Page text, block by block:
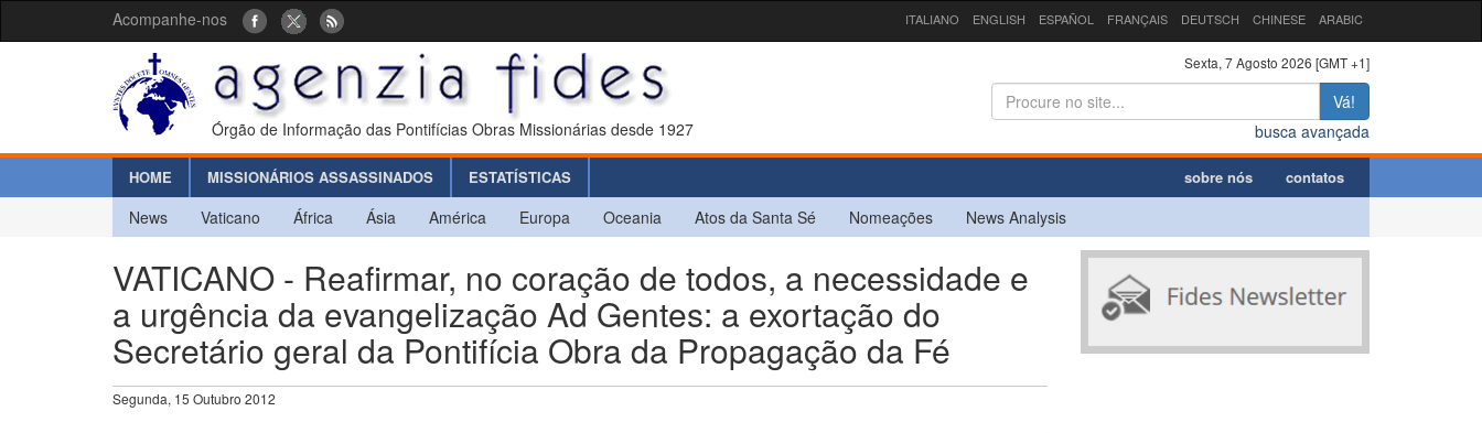
Acompanhe-nos ITALIANO ENGLISH ESPAÑOL FRANÇAIS DEUTSCH CHINESE ARABIC
Órgão de Informação das Pontifícias Obras Missionárias desde 1927
Sexta, 7 Agosto 2026 [GMT +1]
Vá!
busca avançada
HOME MISSIONÁRIOS ASSASSINADOS ESTATÍSTICAS sobre nós contatos
News Vaticano África Ásia América Europa Oceania Atos da Santa Sé Nomeações News Analysis
VATICANO - Reafirmar, no coração de todos, a necessidade e
a urgência da evangelização Ad Gentes: a exortação do
Secretário geral da Pontifícia Obra da Propagação da Fé
Segunda, 15 Outubro 2012